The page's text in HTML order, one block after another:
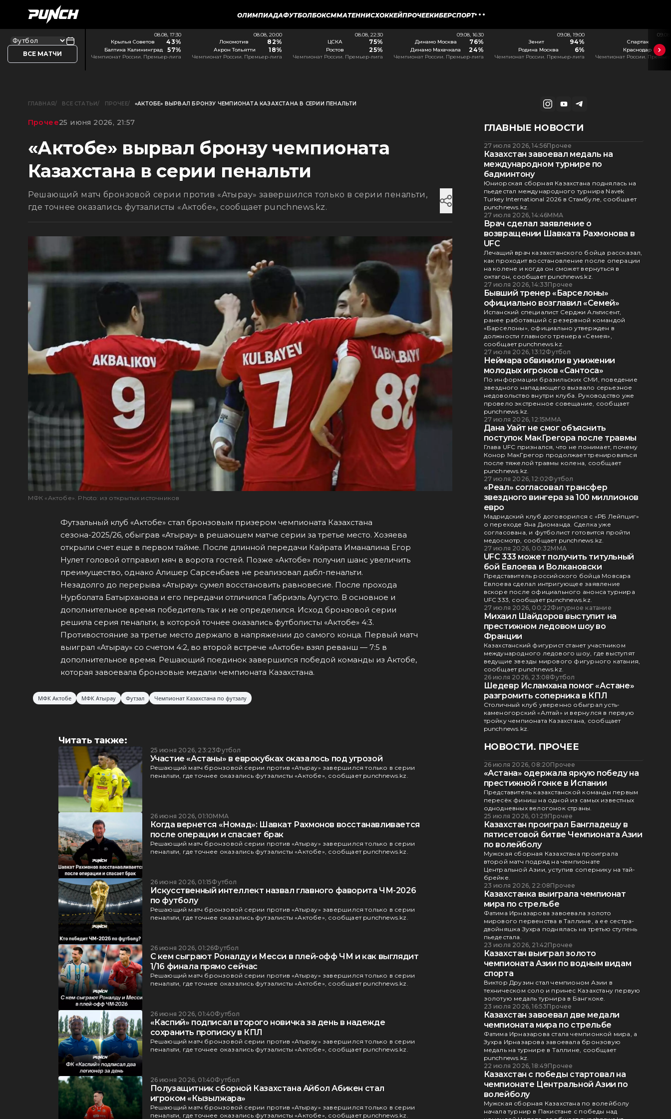
ОЛИМПИАДАФУТБОЛБОКСММАТЕННИСХОККЕЙПРОЧЕЕКИБЕРСПОРТ
ВСЕ МАТЧИ
08.08, 17:30
Крылья Советов
43%
Балтика Калининград 57%
Чемпионат России. Премьер-лига
08.08, 20:00
Локомотив
82%
Акрон Тольятти 18%
Чемпионат России. Премьер-лига
08.08, 22:30
ЦСКА
75%
Ростов 25%
Чемпионат России. Премьер-лига
09.08, 16:30
Динамо Москва
76%
Динамо Махачкала 24%
Чемпионат России. Премьер-лига
09.08, 19:00
Зенит
94%
Родина Москва 6%
Чемпионат России. Премьер-лига
Спартак
Краснодар
Чемпионат России.
ГЛАВНАЯ ВСЕ СТАТЬИ ПРОЧЕЕ «АКТОБЕ» ВЫРВАЛ БРОНЗУ ЧЕМПИОНАТА КАЗАХСТАНА В СЕРИИ ПЕНАЛЬТИ
Прочее25 июня 2026, 21:57
«Актобе» вырвал бронзу чемпионата
Казахстана в серии пенальти
Решающий матч бронзовой серии против «Атырау» завершился только в серии пенальти,
где точнее оказались футзалисты «Актобе», сообщает punchnews.kz.
МФК «Актобе». Photo: из открытых источников
Футзальный клуб «Актобе» стал бронзовым призером чемпионата Казахстана
сезона-2025/26, обыграв «Атырау» в решающем матче серии за третье место. Хозяева
открыли счет еще в первом тайме. После длинной передачи Кайрата Иманалина Егор
Нулет головой отправил мяч в ворота гостей. Позже «Актобе» получил шанс увеличить
преимущество, однако Алишер Сарсенбаев не реализовал дабл-пенальти.
Незадолго до перерыва «Атырау» сумел восстановить равновесие. После прохода
Нурболата Батырханова и его передачи отличился Габриэль Аугусто. В основное и
дополнительное время победитель так и не определился. Исход бронзовой серии
решила серия пенальти, в которой точнее оказались футболисты «Актобе» 4:3.
Противостояние за третье место держало в напряжении до самого конца. Первый матч
выиграл «Атырау» со счетом 4:2, во второй встрече «Актобе» взял реванш — 7:5 в
дополнительное время. Решающий поединок завершился победой команды из Актобе,
которая завоевала бронзовые медали чемпионата Казахстана.
МФК Актобе МФК Атырау Футзал Чемпионат Казахстана по футзалу
Читать также:
25 июня 2026, 23:23Футбол
Участие «Астаны» в еврокубках оказалось под угрозой
Решающий матч бронзовой серии против «Атырау» завершился только в серии
пенальти, где точнее оказались футзалисты «Актобе», сообщает punchnews.kz.
26 июня 2026, 01:10ММА
Когда вернется «Номад»: Шавкат Рахмонов восстанавливается
после операции и спасает брак
Решающий матч бронзовой серии против «Атырау» завершился только в серии
пенальти, где точнее оказались футзалисты «Актобе», сообщает punchnews.kz.
26 июня 2026, 01:15Футбол
Искусственный интеллект назвал главного фаворита ЧМ-2026
по футболу
Решающий матч бронзовой серии против «Атырау» завершился только в серии
пенальти, где точнее оказались футзалисты «Актобе», сообщает punchnews.kz.
26 июня 2026, 01:26Футбол
С кем сыграют Роналду и Месси в плей-офф ЧМ и как выглядит
1/16 финала прямо сейчас
Решающий матч бронзовой серии против «Атырау» завершился только в серии
пенальти, где точнее оказались футзалисты «Актобе», сообщает punchnews.kz.
26 июня 2026, 01:40Футбол
«Каспий» подписал второго новичка за день в надежде
сохранить прописку в КПЛ
Решающий матч бронзовой серии против «Атырау» завершился только в серии
пенальти, где точнее оказались футзалисты «Актобе», сообщает punchnews.kz.
26 июня 2026, 01:40Футбол
Полузащитник сборной Казахстана Айбол Абикен стал
игроком «Кызылжара»
Решающий матч бронзовой серии против «Атырау» завершился только в серии
пенальти, где точнее оказались футзалисты «Актобе», сообщает punchnews.kz.
ГЛАВНЫЕ НОВОСТИ
27 июля 2026, 14:56Прочее
Казахстан завоевал медаль на
международном турнире по
бадминтону
Юниорская сборная Казахстана поднялась на
пьедестал международного турнира Navek
Turkey International 2026 в Стамбуле, сообщает
punchnews.kz.
27 июля 2026, 14:46ММА
Врач сделал заявление о
возвращении Шавката Рахмонова в
UFC
Лечащий врач казахстанского бойца рассказал,
как проходит восстановление после операции
на колене и когда он сможет вернуться в
октагон, сообщает punchnews.kz.
27 июля 2026, 14:33Прочее
Бывший тренер «Барселоны»
официально возглавил «Семей»
Испанский специалист Серджи Альтисент,
ранее работавший с резервной командой
«Барселоны», официально утвержден в
должности главного тренера «Семея»,
сообщает punchnews.kz.
27 июля 2026, 13:12Футбол
Неймара обвинили в унижении
молодых игроков «Сантоса»
По информации бразильских СМИ, поведение
звездного нападающего вызвало серьезное
недовольство внутри клуба. Руководство уже
провело экстренное совещание, сообщает
punchnews.kz.
27 июля 2026, 12:15ММА
Дана Уайт не смог объяснить
поступок МакГрегора после травмы
Глава UFC признался, что не понимает, почему
Конор МакГрегор продолжает тренироваться
после тяжелой травмы колена, сообщает
punchnews.kz.
27 июля 2026, 12:02Футбол
«Реал» согласовал трансфер
звездного вингера за 100 миллионов
евро
Мадридский клуб договорился с «РБ Лейпциг»
о переходе Яна Диоманда. Сделка уже
согласована, и футболист готовится пройти
медосмотр, сообщает punchnews.kz.
27 июля 2026, 00:32ММА
UFC 333 может получить титульный
бой Евлоева и Волкановски
Представитель российского бойца Мовсара
Евлоева сделал интригующее заявление
вскоре после официального анонса турнира
UFC 333, сообщает punchnews.kz.
27 июля 2026, 00:22Фигурное катание
Михаил Шайдоров выступит на
престижном ледовом шоу во
Франции
Казахстанский фигурист станет участником
международного ледового шоу, где выступят
ведущие звезды мирового фигурного катания,
сообщает punchnews.kz.
26 июля 2026, 23:08Футбол
Шедевр Исламхана помог «Астане»
разгромить соперника в КПЛ
Столичный клуб уверенно обыграл усть-
каменогорский «Алтай» и вернулся в первую
тройку чемпионата Казахстана, сообщает
punchnews.kz.
НОВОСТИ. ПРОЧЕЕ
26 июля 2026, 08:20Прочее
«Астана» одержала яркую победу на
престижной гонке в Испании
Представитель казахстанской команды первым
пересёк финиш на одной из самых известных
однодневных велогонок страны.
25 июля 2026, 01:29Прочее
Казахстан проиграл Бангладешу в
пятисетовой битве Чемпионата Азии
по волейболу
Мужская сборная Казахстана проиграла
второй матч подряд на чемпионате
Центральной Азии, уступив сопернику на тай-
брейке.
23 июля 2026, 22:08Прочее
Казахстанка выиграла чемпионат
мира по стрельбе
Фатима Ирназарова завоевала золото
мирового первенства в Таллине, а ее сестра-
двойняшка Зухра поднялась на третью ступень
пьедестала.
23 июля 2026, 21:42Прочее
Казахстан выиграл золото
чемпионата Азии по водным видам
спорта
Виктор Друзин стал чемпионом Азии в
техническом соло и принес Казахстану первую
золотую медаль турнира в Бангкоке.
23 июля 2026, 16:53Прочее
Казахстан завоевал две медали
чемпионата мира по стрельбе
Фатима Ирназарова стала чемпионкой мира, а
Зухра Ирназарова завоевала бронзовую
медаль на турнире в Таллине, сообщает
punchnews.kz.
22 июля 2026, 18:49Прочее
Казахстан с победы стартовал на
чемпионате Центральной Азии по
волейболу
Мужская сборная Казахстана по волейболу
начала турнир в Пакистане с победы над